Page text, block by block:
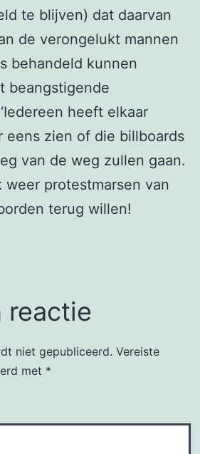
te blijven) dat daarvan
de verongelukt mannen
behandeld kunnen
beangstigende
heeft elkaar
eens zien of die billboards
van de weg zullen gaan.
weer protestmarsen van
terug willen!
reactie
niet gepubliceerd. Vereiste
met *